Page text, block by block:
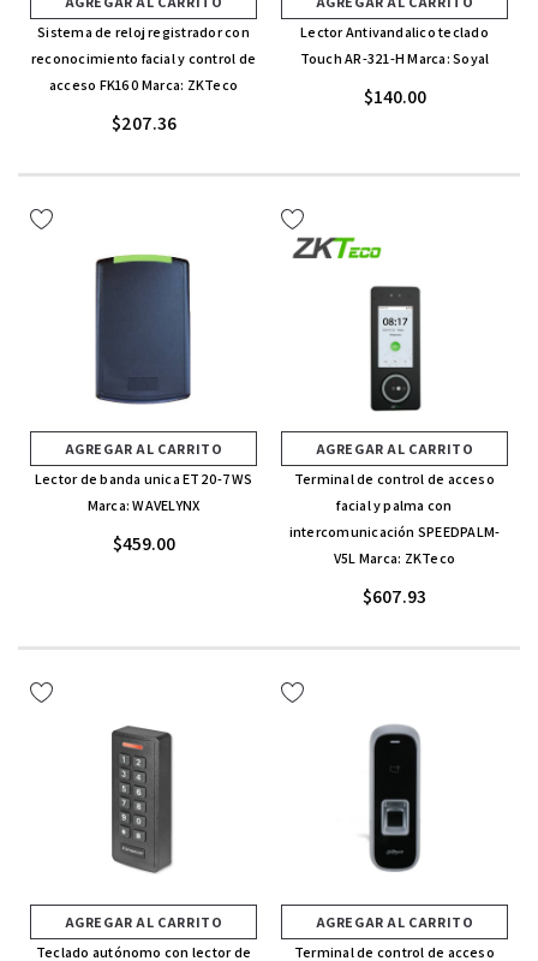
Sistema de reloj registrador con
reconocimiento facial y control de
acceso FK160 Marca: ZKTeco
$207.36
Lector Antivandalico teclado
Touch AR-321-H Marca: Soyal
$140.00
AGREGAR AL CARRITO
Lector de banda unica ET20-7WS
Marca: WAVELYNX
$459.00
AGREGAR AL CARRITO
Terminal de control de acceso
facial y palma con
intercomunicación SPEEDPALM-
V5L Marca: ZKTeco
$607.93
AGREGAR AL CARRITO
Teclado autónomo con lector de
AGREGAR AL CARRITO
Terminal de control de acceso